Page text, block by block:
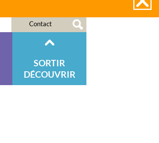
Contact
SORTIR
DÉCOUVRIR